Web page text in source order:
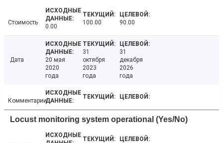
Стоимость
0.00
100.00 90.00
Дата
20 мая
2020
года
31
октября
2023
года
31
декабря
2026
года
Комментарии
Locust monitoring system operational (Yes/No)